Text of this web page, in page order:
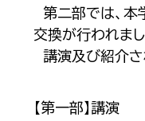
第二部では、本
交換が行われまし
講演及び紹介さ
【第一部】講演